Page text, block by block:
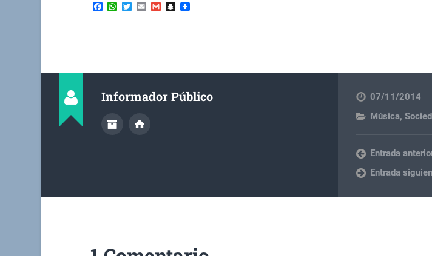
Facebook
WhatsApp
TwitterEmailGmailSnapchat
Informador Público
07/11/2014
Música,
Entrada
Entrada